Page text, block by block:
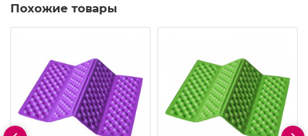
Похожие товары